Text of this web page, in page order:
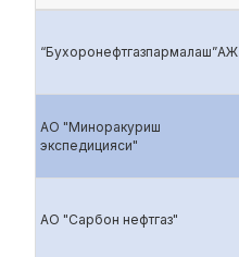
“Бухоронефтгазпармалаш”АЖ
АО "Миноракуриш
экспедицияси"
АО "Сарбон нефтгаз"